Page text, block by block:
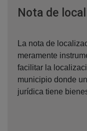
Nota de
La nota de
meramente
facilitar la
municipio donde
jurídica tiene